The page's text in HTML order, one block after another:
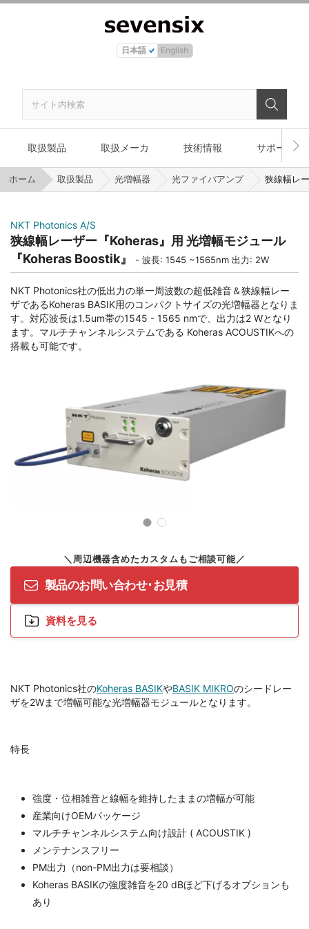
日本語 English
取扱製品 取扱メーカ 技術情報 サポート
ホーム 取扱製品 光増幅器 光ファイバアンプ 狭線幅レ
狭線幅レーザー『Koheras』用 光増幅モジュール
『Koheras Boostik』
波長: 1545 ~1565nm 出力: 2W
NKT Photonics A/S
NKT Photonics社の低出力の単一周波数の超低雑音＆狭線幅レー
ザであるKoheras BASIK用のコンパクトサイズの光増幅器となりま
す。対応波長は1.5um帯の1545 - 1565 nmで、出力は2 Wとなり
ます。マルチチャンネルシステムである Koheras ACOUSTIKへの
搭載も可能です。
製品のお問い合わせ･お見積
資料を見る
NKT Photonics社のKoheras BASIKやBASIK MIKROのシードレー
ザを2Wまで増幅可能な光増幅器モジュールとなります。
特長
強度・位相雑音と線幅を維持したままの増幅が可能
産業向けOEMパッケージ
マルチチャンネルシステム向け設計 ( ACOUSTIK )
メンテナンスフリー
PM出力（non-PM出力は要相談）
Koheras BASIKの強度雑音を20 dBほど下げるオプションも
あり